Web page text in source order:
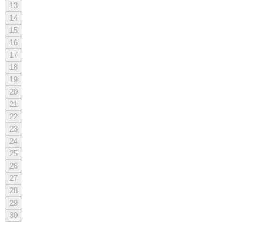
13
14
15
16
17
18
19
20
21
22
23
24
25
26
27
28
29
30